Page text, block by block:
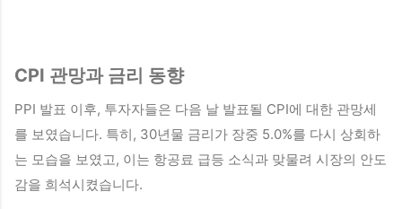
CPI 관망과 금리 동향
PPI 발표 이후, 투자자들은 다음 날 발표될 CPI에 대한 관망세
를 보였습니다. 특히, 30년물 금리가 장중 5.0%를 다시 상회하
는 모습을 보였고, 이는 항공료 급등 소식과 맞물려 시장의 안도
감을 희석시켰습니다.